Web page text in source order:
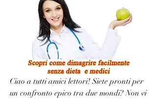
Ciao a tutti amici lettori! Siete pronti per
un confronto epico tra due mondi? Non vi